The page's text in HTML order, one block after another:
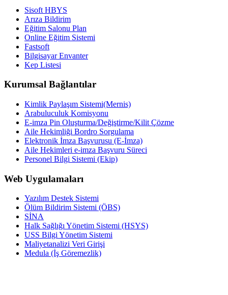
Sisoft HBYS
Arıza Bildirim
Eğitim Salonu Plan
Online Eğitim Sistemi
Fastsoft
Bilgisayar Envanter
Kep Listesi
Kurumsal Bağlantılar
Kimlik Paylaşım Sistemi(Mernis)
Arabuluculuk Komisyonu
E-imza Pin Oluşturma/Değiştirme/Kilit Çözme
Aile Hekimliği Bordro Sorgulama
Elektronik İmza Başvurusu (E-İmza)
Aile Hekimleri e-imza Başvuru Süreci
Personel Bilgi Sistemi (Ekip)
Web Uygulamaları
Yazılım Destek Sistemi
Ölüm Bildirim Sistemi (ÖBS)
SİNA
Halk Sağlığı Yönetim Sistemi (HSYS)
USS Bilgi Yönetim Sistemi
Maliyetanalizi Veri Girişi
Medula (İş Göremezlik)